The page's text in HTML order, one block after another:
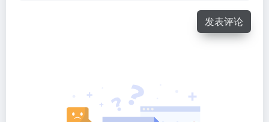
发表评论